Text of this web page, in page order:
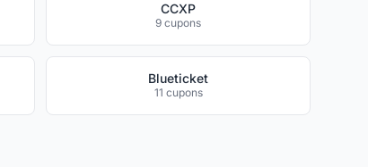
CCXP
9 cupons
Blueticket
11 cupons